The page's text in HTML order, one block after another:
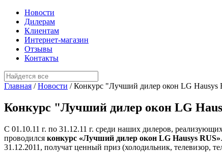
Новости
Дилерам
Клиентам
Интернет-магазин
Отзывы
Контакты
Главная / Новости /Конкурс "Лучший дилер окон LG Hausys
Конкурс "Лучший дилер окон LG
С 01.10.11 г. по 31.12.11 г. среди наших дилеров,
проводился конкурс «Лучший дилер окон LG Hausys RUS»
31.12.2011, получат ценный приз (холодильник, телевизор,